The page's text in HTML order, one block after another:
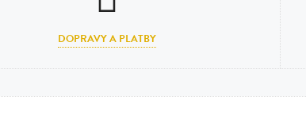
DOPRAVY A PLATBY